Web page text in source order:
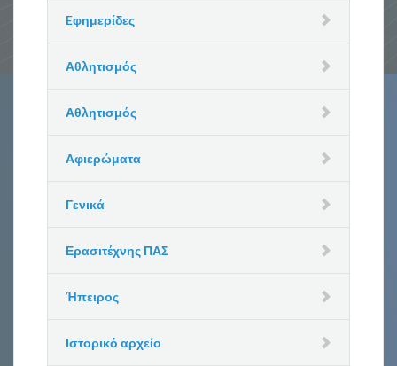
Eφημερίδες
Αθλητισμός
Αθλητισμός
Αφιερώματα
Γενικά
Ερασιτέχνης ΠΑΣ
Ήπειρος
Ιστορικό αρχείο